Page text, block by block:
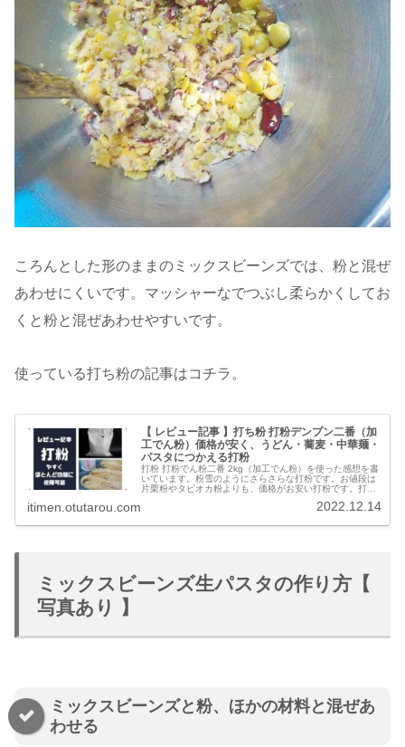
ころんとした形のままのミックスビーンズでは、粉と混ぜ
あわせにくいです。マッシャーなでつぶし柔らかくしてお
くと粉と混ぜあわせやすいです。
使っている打ち粉の記事はコチラ。
【 レビュー記事 】打ち粉 打粉デンプン二番（加
工でん粉）価格が安く、うどん・蕎麦・中華麺・
パスタにつかえる打粉
打粉 打粉でん粉二番 2kg（加工でん粉）を使った感想を書
いています。粉雪のようにさらさらな打粉です。お値段は
片栗粉やタピオカ粉よりも、価格がお安い打粉です。打粉
とんどの麺に打ち粉できます。そして、麺どおしがくっつ
itimen.otutarou.com 2022.12.14
ミックスビーンズ生パスタの作り方【
写真あり 】
ミックスビーンズと粉、ほかの材料と混ぜあ
わせる